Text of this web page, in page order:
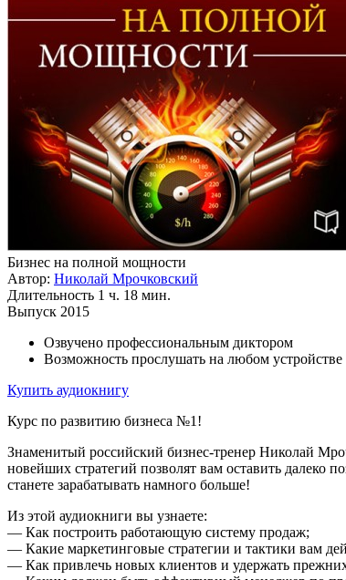
Бизнес на полной мощности
Автор: Николай Мрочковский
Длительность 1 ч. 18 мин.
Выпуск 2015
Озвучено профессиональным диктором
Возможность прослушать на любом устройстве
Купить аудиокнигу
Курс по развитию бизнеса №1!
Знаменитый российский бизнес-тренер Николай
новейших стратегий позволят вам оставить далеко
станете зарабатывать намного больше!
Из этой аудиокниги вы узнаете:
— Как построить работающую систему продаж;
— Какие маркетинговые стратегии и тактики вам
— Как привлечь новых клиентов и удержать